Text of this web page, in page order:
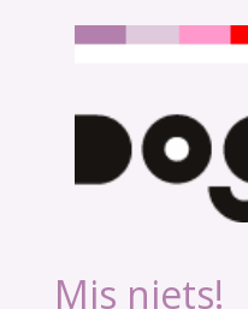
Mis niets!